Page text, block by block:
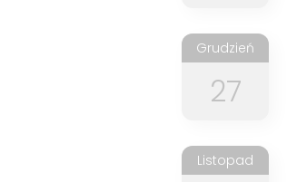
Grudzień
27
Listopad